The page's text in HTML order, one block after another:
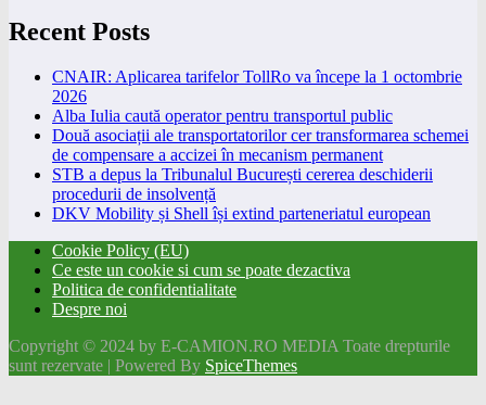
Recent Posts
CNAIR: Aplicarea tarifelor TollRo va începe la 1 octombrie
2026
Alba Iulia caută operator pentru transportul public
Două asociații ale transportatorilor cer transformarea schemei
de compensare a accizei în mecanism permanent
STB a depus la Tribunalul București cererea deschiderii
procedurii de insolvență
DKV Mobility și Shell își extind parteneriatul european
Cookie Policy (EU)
Ce este un cookie si cum se poate dezactiva
Politica de confidentialitate
Despre noi
Copyright © 2024 by E-CAMION.RO MEDIA Toate drepturile
sunt rezervate | Powered By SpiceThemes